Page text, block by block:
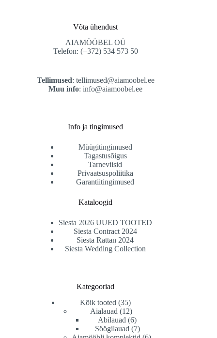
Võta ühendust
AIAMÖÖBEL OÜ
Telefon: (+372) 534 573 50
Tellimused: tellimused@aiamoobel.ee
Muu info:info@aiamoobel.ee
Info ja tingimused
Müügitingimused
Tagastusõigus
Tarneviisid
Privaatsuspoliitika
Garantiitingimused
Kataloogid
Siesta 2026 UUED TOOTED
Siesta Contract 2024
Siesta Rattan 2024
Siesta Wedding Collection
Kategooriad
Kõik tooted 3535
toodet
Aialauad 1212
toodet
Abilauad 66
toodet
Söögilauad 77